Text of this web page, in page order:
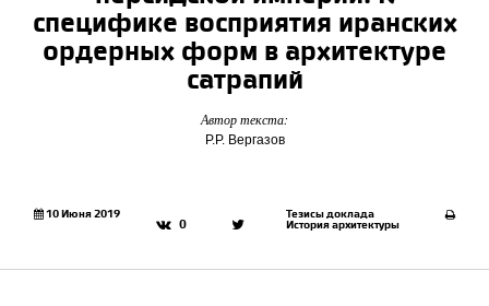
Интервью Исследование
Мнение
Обзор
Объект
Результаты конкурса
Репортаж
Рецензия Архитектура
Выставка
Иностранцы в России
Образование
специфике восприятия иранских
ордерных форм в архитектуре
сатрапий
Автор текста:
Р.Р. Вергазов
10 Июня 2019
0
Тезисы доклада
История архитектуры